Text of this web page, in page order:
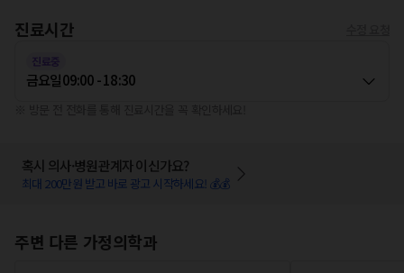
진료시간
진료중
금요일09:00 - 18:30
혹시 의사·병원관계자 이신가요?
최대 200만원 받고 바로 광고 시작하세요! 💰💰
주변 다른 가정의학과